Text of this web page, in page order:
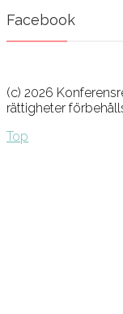
Facebook
(c) 2026
rättigheter
Top